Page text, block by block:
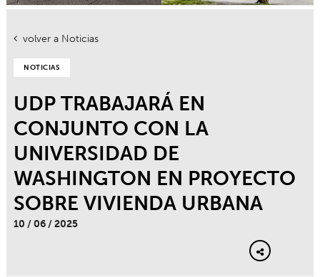
volver a Noticias
NOTICIAS
UDP TRABAJARÁ EN
CONJUNTO CON LA
UNIVERSIDAD DE
WASHINGTON EN PROYECTO
SOBRE VIVIENDA URBANA
10 / 06 / 2025